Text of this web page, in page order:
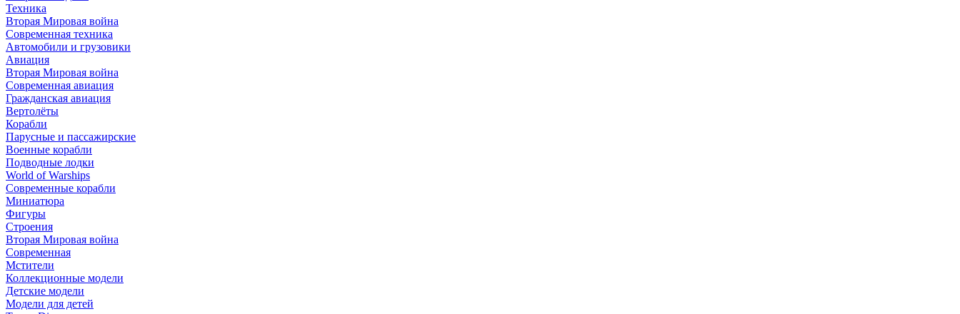
Техника
Вторая Мировая война
Современная техника
Автомобили и грузовики
Авиация
Вторая Мировая война
Современная авиация
Гражданская авиация
Вертолёты
Корабли
Парусные и пассажирские
Военные корабли
Подводные лодки
World of Warships
Современные корабли
Миниатюра
Фигуры
Строения
Вторая Мировая война
Современная
Мстители
Коллекционные модели
Детские модели
Модели для детей